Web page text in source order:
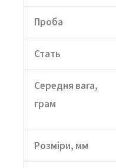
Проба
Стать
Середня вага,
грам
Розміри, мм